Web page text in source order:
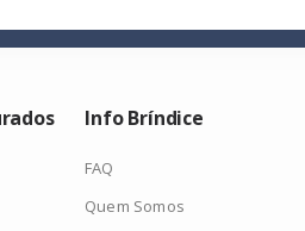
Info Bríndice
FAQ
Quem Somos